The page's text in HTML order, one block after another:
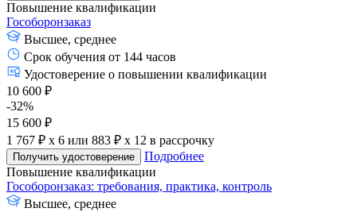
Повышение квалификации
Гособоронзаказ
Высшее, среднее
Срок обучения от 144 часов
Удостоверение о повышении квалификации
10 600 ₽
-32%
15 600 ₽
1 767 ₽ x 6 или 883 ₽ x 12 в рассрочку
Получить удостоверение
Подробнее
Повышение квалификации
Гособоронзаказ: требования, практика, контроль
Высшее, среднее